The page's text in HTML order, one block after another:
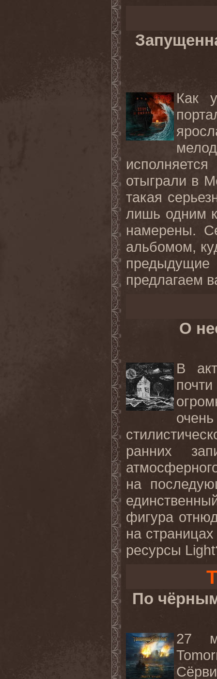
Как
отыграли в
такая
лишь одним
намерены.
альбомом,
предлагаем
О
В
ранних
на
фигура
на
ресурсы
По
27